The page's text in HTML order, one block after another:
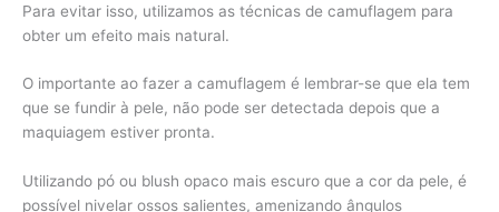
Para evitar isso, utilizamos as técnicas de camuflagem para
obter um efeito mais natural.
O importante ao fazer a camuflagem é lembrar-se que ela tem
que se fundir à pele, não pode ser detectada depois que a
maquiagem estiver pronta.
Utilizando pó ou blush opaco mais escuro que a cor da pele, é
possível nivelar ossos salientes, amenizando ângulos